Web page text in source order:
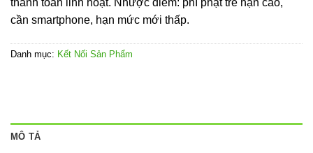
thanh toán linh hoạt. Nhược điểm: phí phạt trễ hạn cao,
cần smartphone, hạn mức mới thấp.
Danh mục: Kết Nối Sản Phẩm
MÔ TẢ